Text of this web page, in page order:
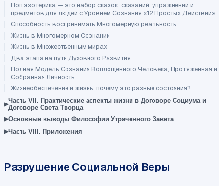
Поп эзотерика — это набор сказок, сказаний, упражнений и
предметов для людей с Уровнем Сознания «12 Простых Действий»
Способность воспринимать Многомерную реальность
Жизнь в Многомерном Сознании
Жизнь в Множественным мирах
Два этапа на пути Духовного Развития
Полная Модель Сознания Воплощенного Человека, Протяженная и
Собранная Личность
Жизнеобеспечение и жизнь, почему это разные состояния?
▸Часть VII. Практические аспекты жизни в Договоре Социума и
Договоре Света Творца
▸Основные выводы Философии Утраченного Завета
▸Часть VIII. Приложения
Разрушение Социальной Веры